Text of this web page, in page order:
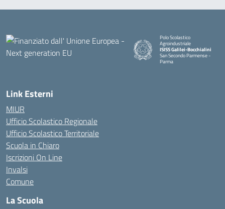
Polo Scolastico
Agroindustriale
ISISS Galilei-Bocchialini
San Secondo Parmense -
Parma
Link Esterni
MIUR
Ufficio Scolastico Regionale
Ufficio Scolastico Territoriale
Scuola in Chiaro
Iscrizioni On Line
Invalsi
Comune
La Scuola